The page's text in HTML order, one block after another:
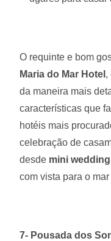
O requinte e bom
Maria do Mar Hotel ,
da maneira mais
características que
hotéis mais
celebração de
desde mini
com vista para o
7- Pousada dos